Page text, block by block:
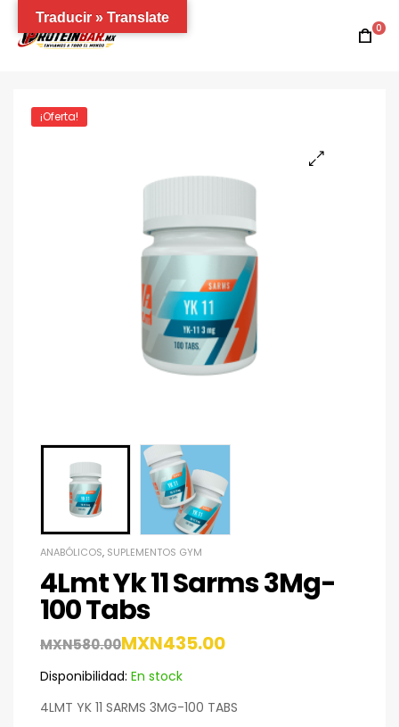
0
¡Oferta!
ANABÓLICOS, SUPLEMENTOS GYM
4Lmt Yk 11 Sarms 3Mg-
100 Tabs
MXN580.00MXN435.00
Disponibilidad: En stock
4LMT YK 11 SARMS 3MG-100 TABS
Traducir » Translate